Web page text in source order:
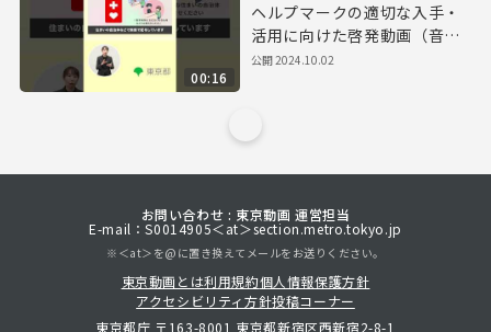
00:16
ヘルプマークの適切な入手・
活用に向けた啓発動画（音声
あり・１５秒・縦Ver.）
公開2024.10.02
お問い合わせ : 東京動画 運営担当
E-mail：S0014905＜at＞section.metro.tokyo.jp
※＜at＞を@に置き換えてメールをお送りください。
東京動画とは利用規約個人情報保護方針
アクセシビリティ方針投稿コーナー
東京都庁 〒163-8001 東京都新宿区西新宿2-8-1